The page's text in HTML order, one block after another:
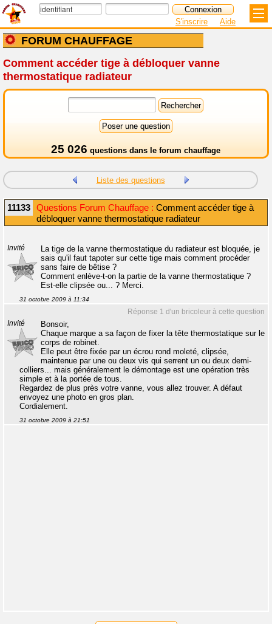
FORUM CHAUFFAGE
S'inscrire Aide
Comment accéder tige à débloquer vanne
thermostatique radiateur
25 026 questions dans le forum chauffage
Liste des questions
11133 Questions Forum Chauffage : Comment accéder tige à
débloquer vanne thermostatique radiateur
Invité
La tige de la vanne thermostatique du radiateur est bloquée, je
sais qu'il faut tapoter sur cette tige mais comment procéder
sans faire de bêtise ?
Comment enlève-t-on la partie de la vanne thermostatique ?
Est-elle clipsée ou... ? Merci.
31 octobre 2009 à 11:34
Réponse 1 d'un bricoleur à cette question
Invité
Bonsoir,
Chaque marque a sa façon de fixer la tête thermostatique sur le
corps de robinet.
Elle peut être fixée par un écrou rond moleté, clipsée,
maintenue par une ou deux vis qui serrent un ou deux demi-
colliers... mais généralement le démontage est une opération très
simple et à la portée de tous.
Regardez de plus près votre vanne, vous allez trouver. A défaut
envoyez une photo en gros plan.
Cordialement.
31 octobre 2009 à 21:51